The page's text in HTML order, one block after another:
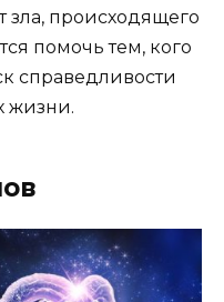
происходящего
помочь тем, кого
справедливости
жизни.